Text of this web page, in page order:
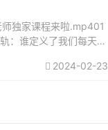
独家课程来啦.mp401
：谁定义了我们每天的
2024-02-23